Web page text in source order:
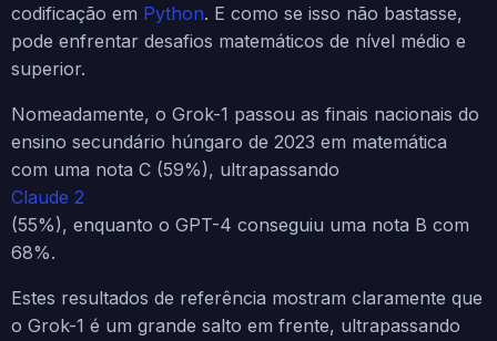
codificação em Python. E como se isso não bastasse,
pode enfrentar desafios matemáticos de nível médio e
superior.
Nomeadamente, o Grok-1 passou as finais nacionais do
ensino secundário húngaro de 2023 em matemática
com uma nota C (59%), ultrapassando
Claude 2
(55%), enquanto o GPT-4 conseguiu uma nota B com
68%.
Estes resultados de referência mostram claramente que
o Grok-1 é um grande salto em frente, ultrapassando